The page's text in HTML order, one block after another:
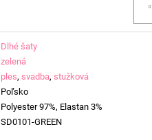
Dlhé šaty
zelená
ples, svadba, stužková
Poľsko
Polyester 97%, Elastan 3%
SD0101-GREEN